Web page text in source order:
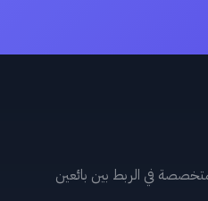
في الربط بين بائعين